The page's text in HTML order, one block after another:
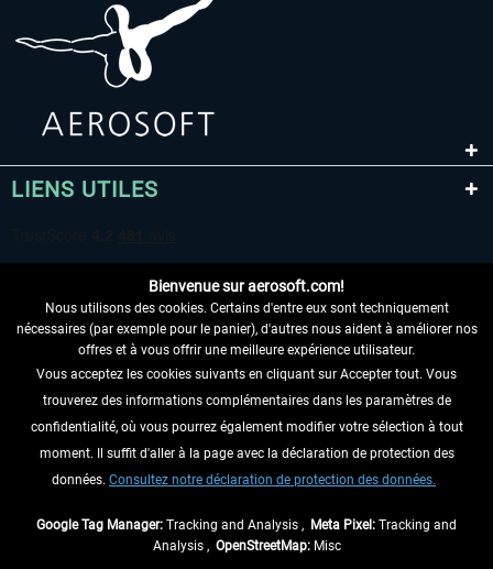
LIENS UTILES
RENONCER AU CONTRAT ICI
INFORMATIONS
NE MANQUEZ PAS LES DERNIÈRES
Bienvenue sur aerosoft.com!
Nous utilisons des cookies. Certains d'entre eux sont techniquement
nécessaires (par exemple pour le panier), d'autres nous aident à améliorer nos
offres et à vous offrir une meilleure expérience utilisateur.
Vous acceptez les cookies suivants en cliquant sur Accepter tout. Vous
trouverez des informations complémentaires dans les paramètres de
confidentialité, où vous pourrez également modifier votre sélection à tout
moment. Il suffit d'aller à la page avec la déclaration de protection des
données. Consultez notre déclaration de protection des données.
Google Tag Manager: Tracking and Analysis , Meta Pixel: Tracking and
Analysis , OpenStreetMap:Misc